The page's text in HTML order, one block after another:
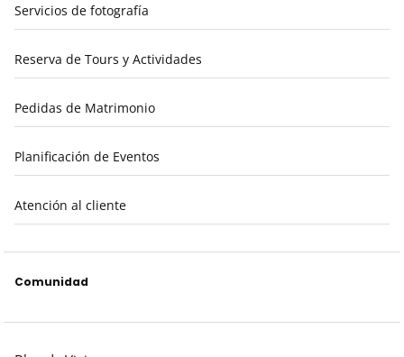
Servicios de fotografía
Reserva de Tours y Actividades
Pedidas de Matrimonio
Planificación de Eventos
Atención al cliente
Comunidad